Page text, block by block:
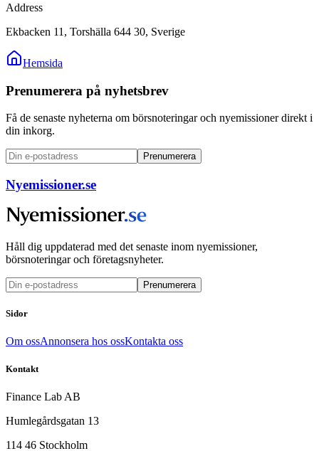
Address
Ekbacken 11, Torshälla 644 30, Sverige
Hemsida
Prenumerera på nyhetsbrev
Få de senaste nyheterna om börsnoteringar och nyemissioner direkt i
din inkorg.
Prenumerera
Nyemissioner.se
Håll dig uppdaterad med det senaste inom nyemissioner,
börsnoteringar och företagsnyheter.
Prenumerera
Sidor
Om ossAnnonsera hos ossKontakta oss
Kontakt
Finance Lab AB
Humlegårdsgatan 13
114 46 Stockholm